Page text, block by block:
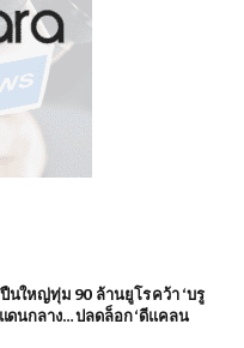
นใหญ่ทุ่ม 90 ล้านยูโร คว้า ‘บรู
แดนกลาง… ปลดล็อก ‘ดีแคลน